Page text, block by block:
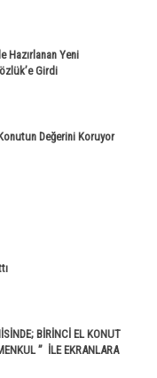
Hazırlanan Yeni
Girdi
Değerini Koruyor
BİRİNCİ EL KONUT
” İLE EKRANLARA